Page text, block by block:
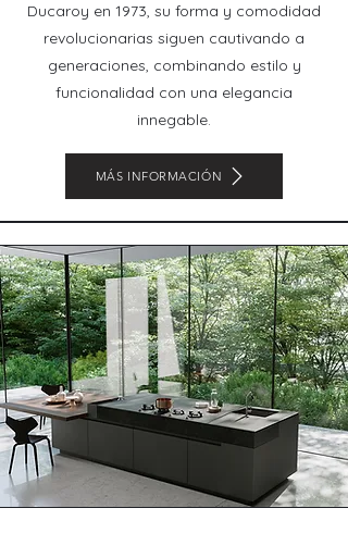
Ducaroy en 1973, su forma y comodidad
revolucionarias siguen cautivando a
generaciones, combinando estilo y
funcionalidad con una elegancia
innegable.
MÁS INFORMACIÓN